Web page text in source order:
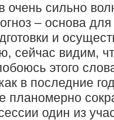
очень сильно
– основа
и
сейчас видим,
этого
в последние
планомерно
один из